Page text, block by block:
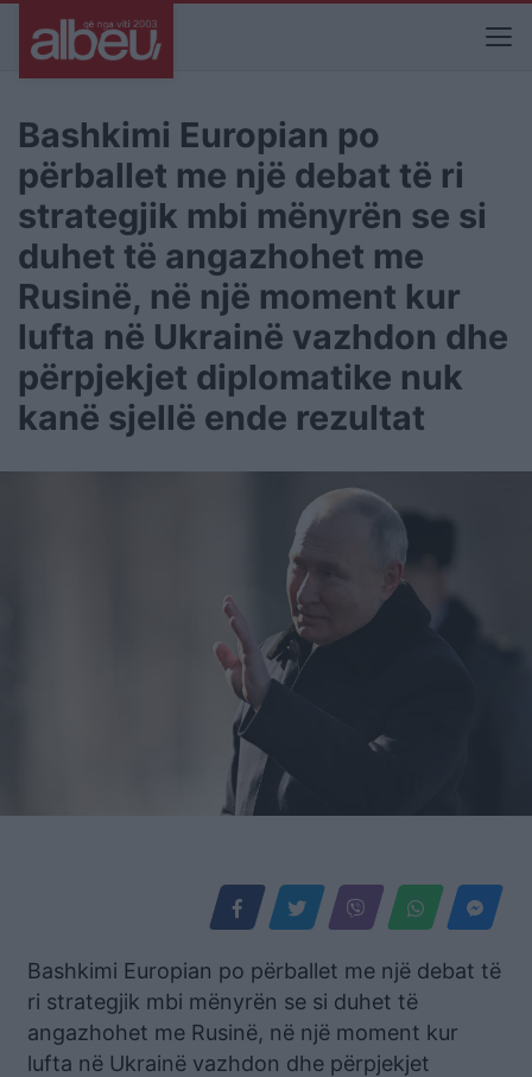
Bashkimi Europian po
përballet me një debat të ri
strategjik mbi mënyrën se si
duhet të angazhohet me
Rusinë, në një moment kur
lufta në Ukrainë vazhdon dhe
përpjekjet diplomatike nuk
kanë sjellë ende rezultat
Bashkimi Europian po përballet me një debat të
ri strategjik mbi mënyrën se si duhet të
angazhohet me Rusinë, në një moment kur
lufta në Ukrainë vazhdon dhe përpjekjet